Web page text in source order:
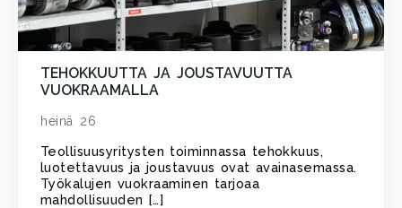
TEHOKKUUTTA JA JOUSTAVUUTTA
VUOKRAAMALLA
heinä 26
Teollisuusyritysten toiminnassa tehokkuus,
luotettavuus ja joustavuus ovat avainasemassa.
Työkalujen vuokraaminen tarjoaa
mahdollisuuden […]